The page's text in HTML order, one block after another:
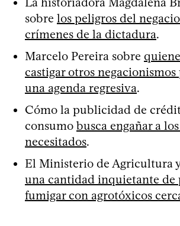
sobre los peligros del
crímenes de la dictadura.
Marcelo Pereira sobre
castigar otros
una agenda regresiva.
Cómo la publicidad de
consumo busca engañar a
necesitados.
El Ministerio de Agricultura
una cantidad inquietante de
fumigar con agrotóxicos